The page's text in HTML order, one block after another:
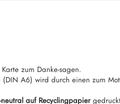
zum Danke-sagen.
A6) wird durch einen zum
-neutral auf Recyclingpapier